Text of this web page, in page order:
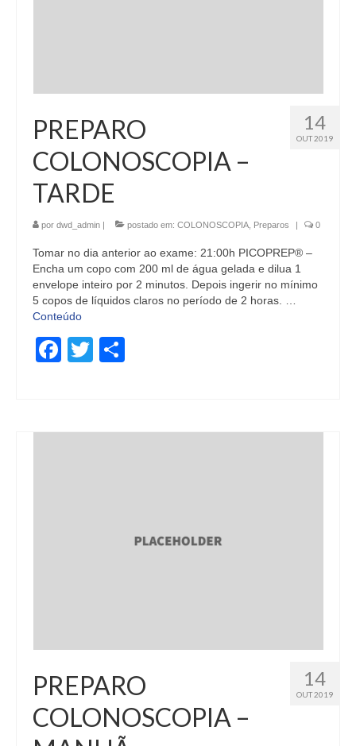
14
OUT 2019
PREPARO
COLONOSCOPIA –
TARDE
por dwd_admin | postado em: COLONOSCOPIA Preparos | 0
Tomar no dia anterior ao exame: 21:00h PICOPREP® –
Encha um copo com 200 ml de água gelada e dilua 1
envelope inteiro por 2 minutos. Depois ingerir no mínimo
5 copos de líquidos claros no período de 2 horas. …
Conteúdo
Facebook
Twitter
14
OUT 2019
PREPARO
COLONOSCOPIA –